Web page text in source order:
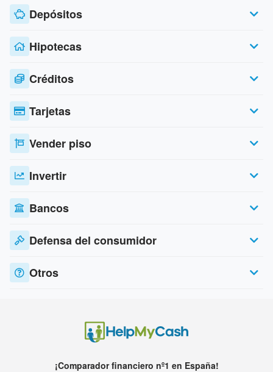
Depósitos
Hipotecas
Créditos
Tarjetas
Vender piso
Invertir
Bancos
Defensa del consumidor
Otros
¡Comparador financiero nº1 en España!